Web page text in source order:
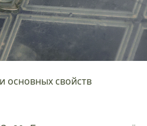
основных свойств